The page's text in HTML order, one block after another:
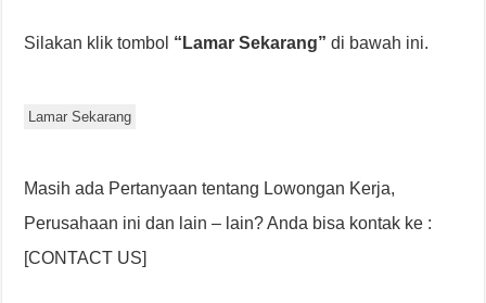
Silakan klik tombol “Lamar Sekarang” di bawah ini.
Lamar Sekarang
Masih ada Pertanyaan tentang Lowongan Kerja,
Perusahaan ini dan lain – lain? Anda bisa kontak ke :
[CONTACT US]